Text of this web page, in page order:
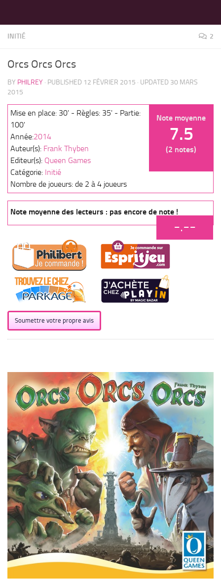
INITIÉ 2
Orcs Orcs Orcs
BY PHILREY · PUBLISHED 12 FÉVRIER 2015 · UPDATED 30 MARS
2015
Note moyenne
7.5
(2 notes)
Mise en place: 30' - Règles: 35' - Partie:
100'
Année:2014
Auteur(s): Frank Thyben
Editeur(s): Queen Games
Catégorie: Initié
Nombre de joueurs: de 2 à 4 joueurs
Note moyenne des lecteurs : pas encore de note !
-.--
Soumettre votre propre avis